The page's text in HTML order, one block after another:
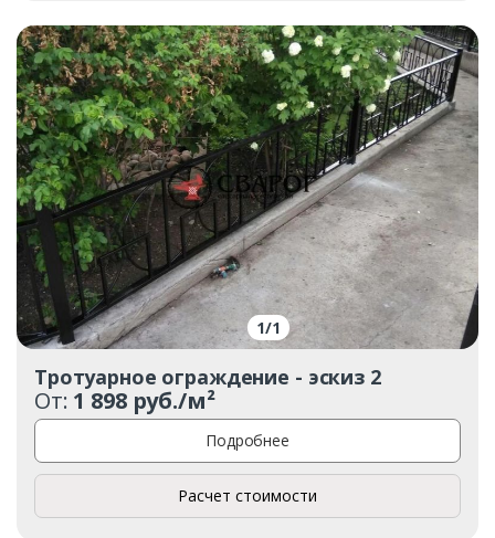
1/1
Тротуарное ограждение - эскиз 2
От: 1 898 руб./м²
Подробнее
Расчет стоимости